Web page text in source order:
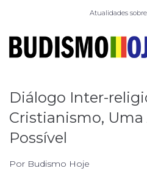
Atualidades
Diálogo Inter-
Cristianismo,
Possível
Por Budismo Hoje